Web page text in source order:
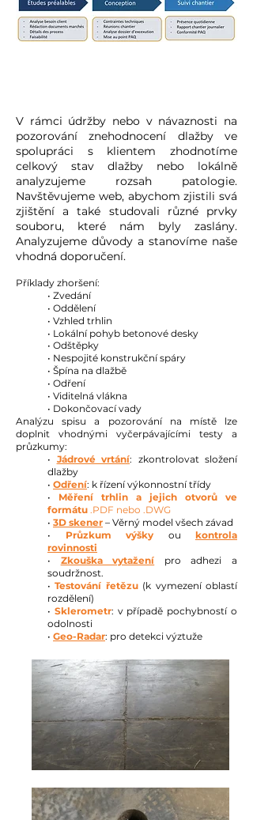
V rámci údržby nebo v návaznosti na
pozorování znehodnocení dlažby ve
spolupráci s klientem zhodnotíme
celkový stav dlažby nebo lokálně
analyzujeme rozsah patologie.
Navštěvujeme web, abychom zjistili svá
zjištění a také studovali různé prvky
souboru, které nám byly zaslány.
Analyzujeme důvody a stanovíme naše
vhodná doporučení.
Příklady zhoršení:
• Zvedání
• Oddělení
• Vzhled trhlin
• Lokální pohyb betonové desky
• Odštěpky
• Nespojité konstrukční spáry
• Špína na dlažbě
• Odření
• Viditelná vlákna
• Dokončovací vady
Analýzu spisu a pozorování na místě lze
doplnit vhodnými vyčerpávajícími testy a
průzkumy:
• Jádrové vrtání: zkontrolovat složení
dlažby
• Odření: k řízení výkonnostní třídy
• Měření trhlin a jejich otvorů ve
formátu .PDF nebo .DWG
• 3D skener – Věrný model všech závad
• Průzkum výšky ou kontrola
rovinnosti
• Zkouška vytažení
pro adhezi a
soudržnost.
•Testování řetězu(k vymezení oblastí
rozdělení)
• Sklerometr: v případě pochybností o
odolnosti
• Geo-Radar: pro detekci výztuže